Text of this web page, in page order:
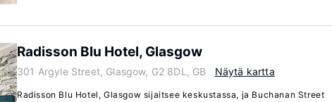
Radisson Blu Hotel, Glasgow
301 Argyle Street, Glasgow, G2 8DL, GB Näytä kartta
Radisson Blu Hotel, Glasgow sijaitsee keskustassa, ja Buchanan Street